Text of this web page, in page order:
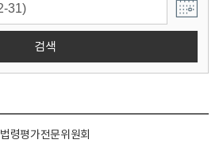
검색
법령평가전문위원회